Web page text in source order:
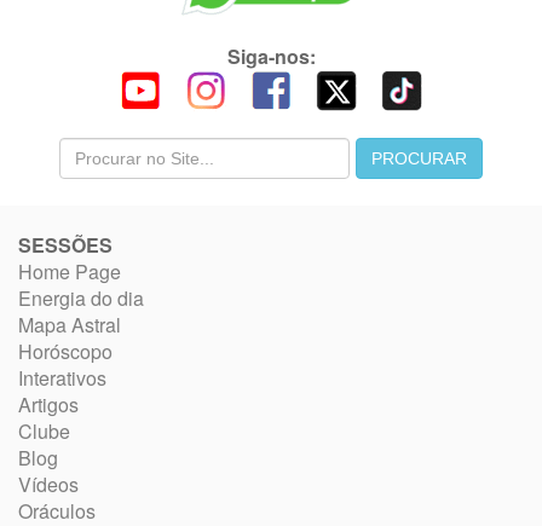
Siga-nos:
SESSÕES
Home Page
Energia do dia
Mapa Astral
Horóscopo
Interativos
Artigos
Clube
Blog
Vídeos
Oráculos